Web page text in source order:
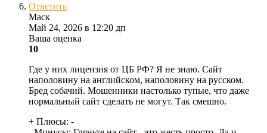
Ответить
Маск
Май 24, 2026 в 12:20 дп
Ваша оценка
10
Где у них лицензия от ЦБ РФ? Я не знаю. Сайт
наполовину на английском, наполовину на русском.
Бред собачий. Мошенники настолько тупые, что даже
нормальный сайт сделать не могут. Так смешно.
+ Плюсы: -